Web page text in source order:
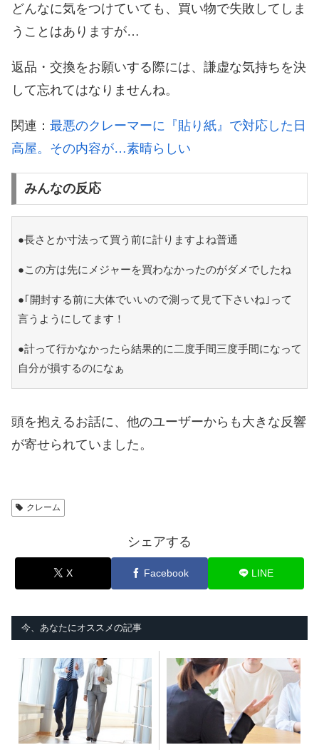
どんなに気をつけていても、買い物で失敗してしま
うことはありますが…
返品・交換をお願いする際には、謙虚な気持ちを決
して忘れてはなりませんね。
関連： 最悪のクレーマーに『貼り紙』で対応した日
高屋。その内容が…素晴らしい
みんなの反応
●長さとか寸法って買う前に計りますよね普通
●この方は先にメジャーを買わなかったのがダメでしたね
●｢開封する前に大体でいいので測って見て下さいね｣って
言うようにしてます！
●計って行かなかったら結果的に二度手間三度手間になって
自分が損するのになぁ
頭を抱えるお話に、他のユーザーからも大きな反響
が寄せられていました。
クレーム
シェアする
X Facebook LINE
今、あなたにオススメの記事